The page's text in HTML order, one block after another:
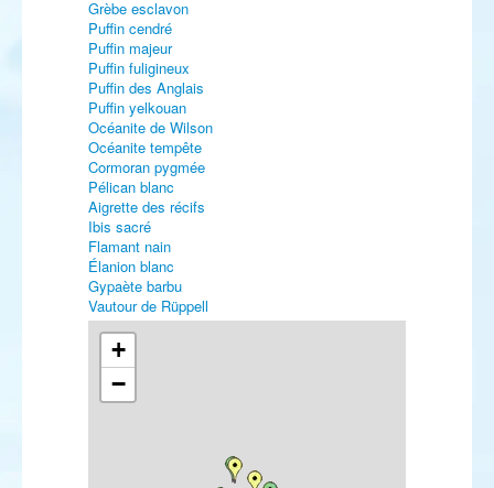
Grèbe esclavon
Puffin cendré
Puffin majeur
Puffin fuligineux
Puffin des Anglais
Puffin yelkouan
Océanite de Wilson
Océanite tempête
Cormoran pygmée
Pélican blanc
Aigrette des récifs
Ibis sacré
Flamant nain
Élanion blanc
Gypaète barbu
Vautour de Rüppell
Busard pâle
Buse féroce
Buse pattue
Aigle botté
Aigle impérial
+
−